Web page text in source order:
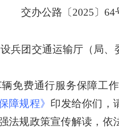
交办公路〔2025〕64
兵团交通运输厅（局
免费通行服务保障工作
障规程》 印发给你们，
法规政策宣传解读 ，